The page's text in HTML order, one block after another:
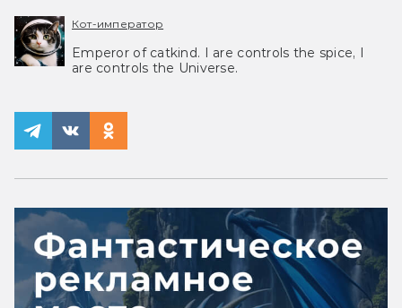
Кот-император
Emperor of catkind. I are controls the spice, I
are controls the Universe.